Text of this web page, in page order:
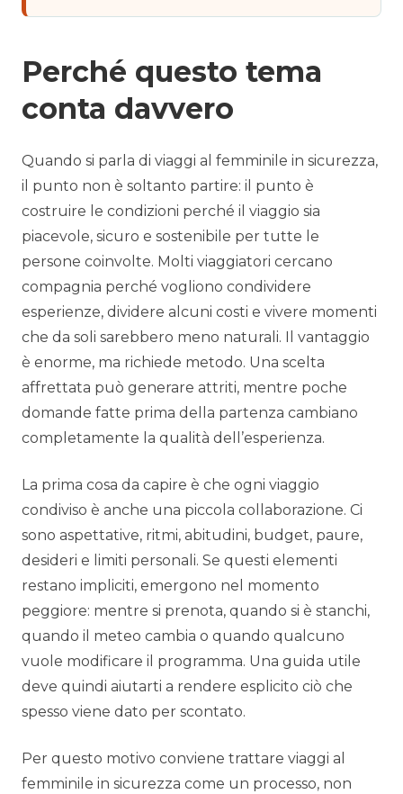
Perché questo tema
conta davvero
Quando si parla di viaggi al femminile in sicurezza,
il punto non è soltanto partire: il punto è
costruire le condizioni perché il viaggio sia
piacevole, sicuro e sostenibile per tutte le
persone coinvolte. Molti viaggiatori cercano
compagnia perché vogliono condividere
esperienze, dividere alcuni costi e vivere momenti
che da soli sarebbero meno naturali. Il vantaggio
è enorme, ma richiede metodo. Una scelta
affrettata può generare attriti, mentre poche
domande fatte prima della partenza cambiano
completamente la qualità dell’esperienza.
La prima cosa da capire è che ogni viaggio
condiviso è anche una piccola collaborazione. Ci
sono aspettative, ritmi, abitudini, budget, paure,
desideri e limiti personali. Se questi elementi
restano impliciti, emergono nel momento
peggiore: mentre si prenota, quando si è stanchi,
quando il meteo cambia o quando qualcuno
vuole modificare il programma. Una guida utile
deve quindi aiutarti a rendere esplicito ciò che
spesso viene dato per scontato.
Per questo motivo conviene trattare viaggi al
femminile in sicurezza come un processo, non